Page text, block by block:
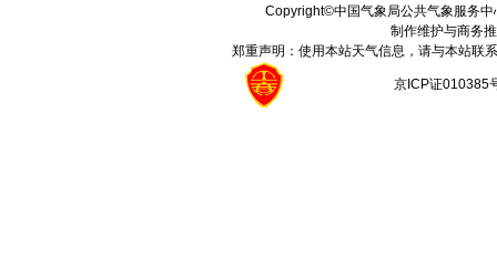
Copyright©中国气象局公共气象服务
制作维护与商务
郑重声明：使用本站天气信息，请与本站联
京ICP证010385